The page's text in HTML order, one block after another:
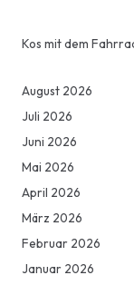
Kos mit dem
August 2026
Juli 2026
Juni 2026
Mai 2026
April 2026
März 2026
Februar 2026
Januar 2026